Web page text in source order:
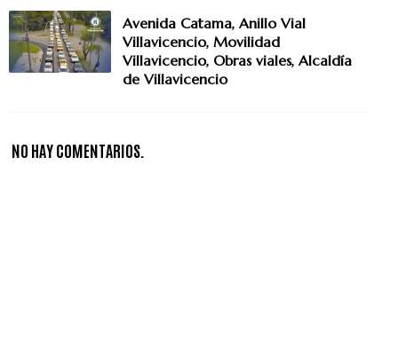
Avenida Catama, Anillo Vial
Villavicencio, Movilidad
Villavicencio, Obras viales, Alcaldía
de Villavicencio
NO HAY COMENTARIOS.